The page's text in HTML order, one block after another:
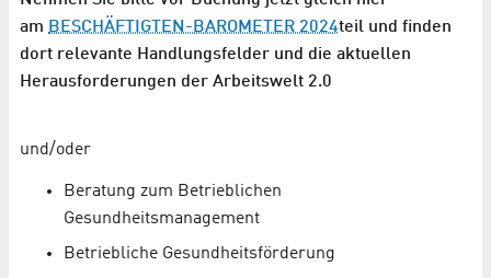
am BESCHÄFTIGTEN-BAROMETER 2024teil und finden
dort relevante Handlungsfelder und die aktuellen
Herausforderungen der Arbeitswelt 2.0
und/oder
Beratung zum Betrieblichen
Gesundheitsmanagement
Betriebliche Gesundheitsförderung